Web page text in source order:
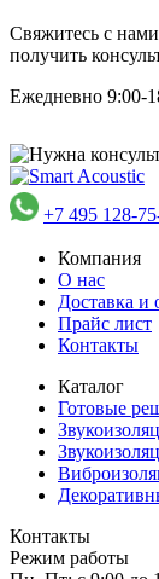
Свяжитесь с
получить
Ежедневно 9:00-
+7 495 128-
Компания
О нас
Доставка и
Прайс лист
Контакты
Каталог
Готовые
Контакты
Режим работы